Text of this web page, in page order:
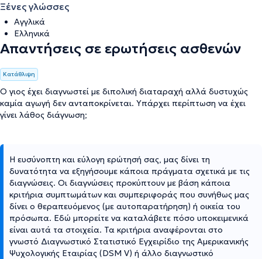
Ξένες γλώσσες
Αγγλικά
Ελληνικά
Απαντήσεις σε ερωτήσεις ασθενών
Κατάθλιψη
Ο γιος έχει διαγνωστεί με διπολική διαταραχή αλλά δυστυχώς
καμία αγωγή δεν ανταποκρίνεται. Υπάρχει περίπτωση να έχει
γίνει λάθος διάγνωση;
Η ευσύνοπτη και εύλογη ερώτησή σας, μας δίνει τη
δυνατότητα να εξηγήσουμε κάποια πράγματα σχετικά με τις
διαγνώσεις. Οι διαγνώσεις προκύπτουν με βάση κάποια
κριτήρια συμπτωμάτων και συμπεριφοράς που συνήθως μας
δίνει ο θεραπευόμενος (με αυτοπαρατήρηση) ή οικεία του
πρόσωπα. Εδώ μπορείτε να καταλάβετε πόσο υποκειμενικά
είναι αυτά τα στοιχεία. Τα κριτήρια αναφέρονται στο
γνωστό Διαγνωστικό Στατιστικό Εγχειρίδιο της Αμερικανικής
Ψυχολογικής Εταιρίας (DSM V) ή άλλο διαγνωστικό